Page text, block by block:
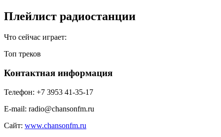
Плейлист радиостанции
Что сейчас играет:
Топ треков
Контактная информация
Телефон: +7 3953 41-35-17
E-mail: radio@chansonfm.ru
Сайт: www.chansonfm.ru